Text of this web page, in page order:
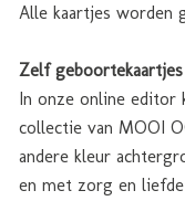
Alle kaartjes worden
Zelf
In onze online editor
collectie van MOOI
andere kleur
en met zorg en